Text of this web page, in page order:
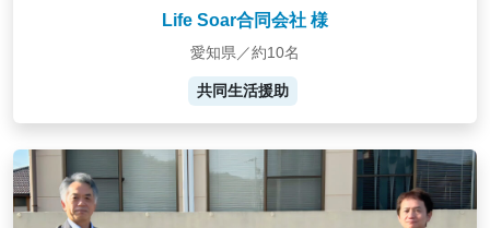
Life Soar合同会社 様
愛知県／約10名
共同生活援助